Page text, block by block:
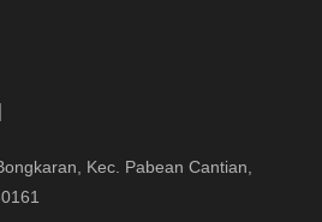
Kec. Pabean Cantian,